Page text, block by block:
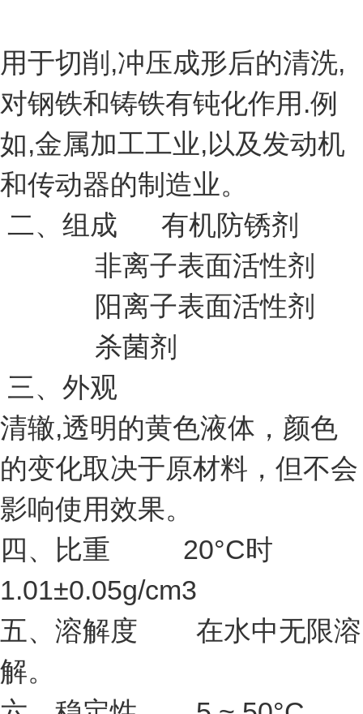
用于切削,冲压成形后的清洗,
对钢铁和铸铁有钝化作用.例
如,金属加工工业,以及发动机
和传动器的制造业。
二、组成 有机防锈剂
非离子表面活性剂
阳离子表面活性剂
杀菌剂
三、外观
清辙,透明的黄色液体，颜色
的变化取决于原材料，但不会
影响使用效果。
四、比重 20°C时
1.01±0.05g/cm3
五、溶解度 在水中无限溶
解。